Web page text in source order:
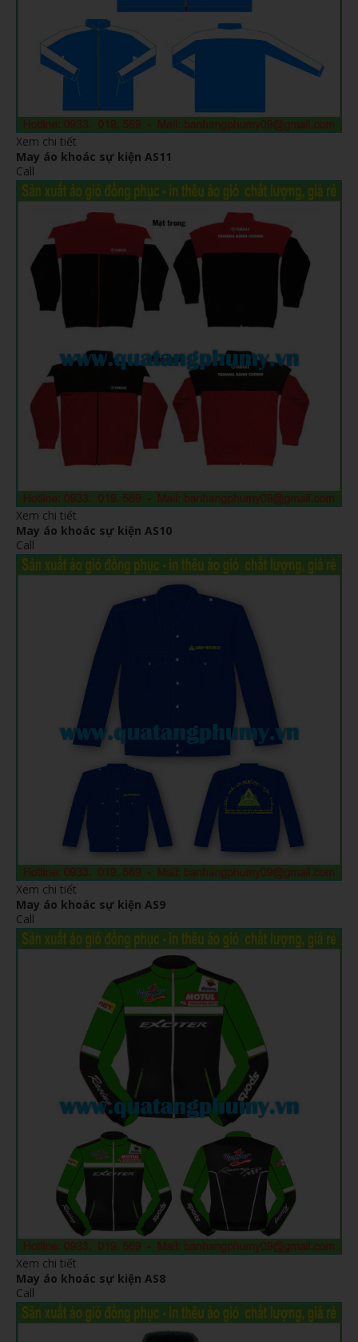
Xem chi tiết
May áo khoác sự kiện AS11
Call
Xem chi tiết
May áo khoác sự kiện AS10
Call
Xem chi tiết
May áo khoác sự kiện AS9
Call
Xem chi tiết
May áo khoác sự kiện AS8
Call